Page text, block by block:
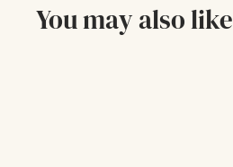
You may also like